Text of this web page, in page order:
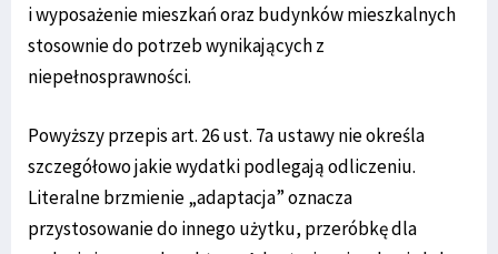
i wyposażenie mieszkań oraz budynków mieszkalnych
stosownie do potrzeb wynikających z
niepełnosprawności.
Powyższy przepis art. 26 ust. 7a ustawy nie określa
szczegółowo jakie wydatki podlegają odliczeniu.
Literalne brzmienie „adaptacja” oznacza
przystosowanie do innego użytku, przeróbkę dla